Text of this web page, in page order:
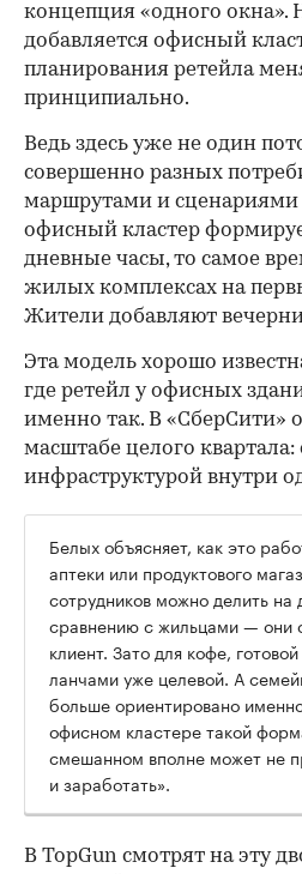
концепция «одного окна».
добавляется офисный
планирования ретейла
принципиально.
Ведь здесь уже не один
совершенно разных
маршрутами и сценариями
офисный кластер
дневные часы, то самое
жилых комплексах на
Жители добавляют
Эта модель хорошо
где ретейл у офисных
именно так. В «СберСити»
масштабе целого
инфраструктурой внутри
Белых объясняет, как это
аптеки или продуктового
сотрудников можно делить на
сравнению с жильцами — они
клиент. Зато для кофе,
ланчами уже целевой. А
больше ориентировано
офисном кластере такой
смешанном вполне может не
и заработать».
В TopGun смотрят на эту